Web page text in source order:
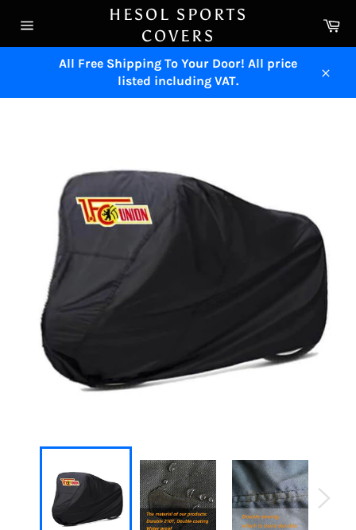
navigation
HESOL SPORTS
COVERS
All Free Shipping To Your Door! All price
listed including VAT.